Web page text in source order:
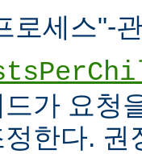
로세스"-
가 요청
한다. 권